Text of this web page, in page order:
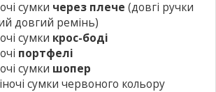
сумки через плече (довгі ручки
довгий ремінь)
сумки крос-боді
портфелі
сумки шопер
сумки червоного кольору